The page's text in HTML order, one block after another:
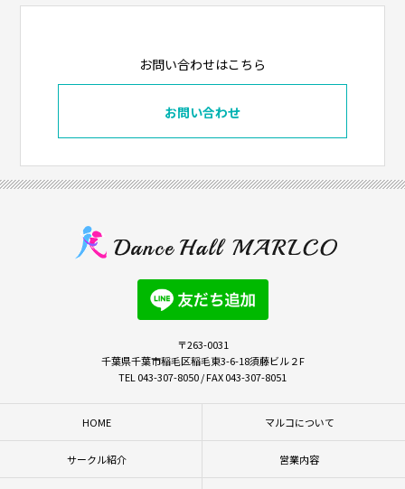
お問い合わせはこちら
お問い合わせ
〒263-0031
千葉県千葉市稲毛区稲毛東3-6-18須藤ビル２F
TEL 043-307-8050 / FAX 043-307-8051
HOME マルコについて
サークル紹介 営業内容